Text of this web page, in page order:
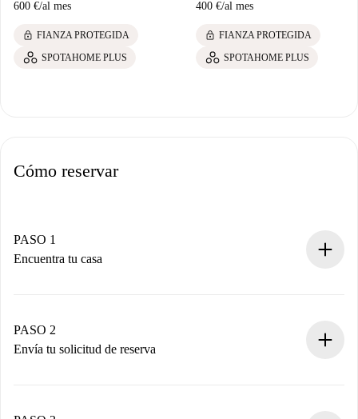
600 €/al mes
lock FIANZA PROTEGIDA
SPOTAHOME PLUS
400 €/al mes
lock FIANZA PROTEGIDA
SPOTAHOME PLUS
Cómo reservar
PASO 1
Encuentra tu casa
Tienes toda la información necesaria por adelantado.
PASO 2
Envía tu solicitud de reserva